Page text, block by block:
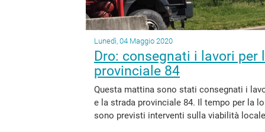
Lunedì, 04 Maggio 2020
Dro: consegnati i lavori
provinciale 84
Questa mattina sono stati consegnati i
e la strada provinciale 84. Il tempo per la
sono previsti interventi sulla viabilità